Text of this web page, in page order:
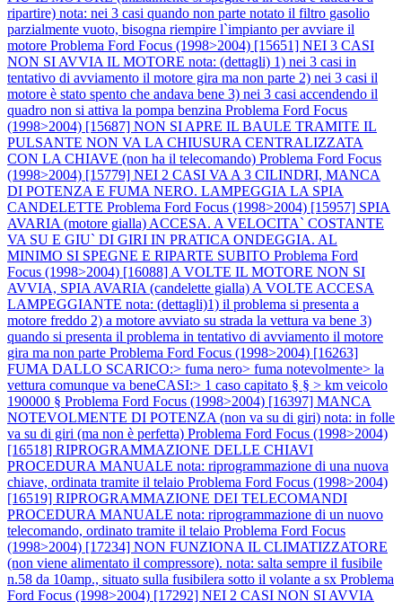
ripartire) nota: nei 3 casi quando non parte notato il filtro gasolio
parzialmente vuoto, bisogna riempire l`impianto per avviare il
motore Problema Ford Focus (1998>2004) [15651] NEI 3 CASI
NON SI AVVIA IL MOTORE nota: (dettagli) 1) nei 3 casi in
tentativo di avviamento il motore gira ma non parte 2) nei 3 casi il
motore è stato spento che andava bene 3) nei 3 casi accendendo il
quadro non si attiva la pompa benzina Problema Ford Focus
(1998>2004) [15687] NON SI APRE IL BAULE TRAMITE IL
PULSANTE NON VA LA CHIUSURA CENTRALIZZATA
CON LA CHIAVE (non ha il telecomando) Problema Ford Focus
(1998>2004) [15779] NEI 2 CASI VA A 3 CILINDRI, MANCA
DI POTENZA E FUMA NERO. LAMPEGGIA LA SPIA
CANDELETTE Problema Ford Focus (1998>2004) [15957] SPIA
AVARIA (motore gialla) ACCESA. A VELOCITA` COSTANTE
VA SU E GIU` DI GIRI IN PRATICA ONDEGGIA. AL
MINIMO SI SPEGNE E RIPARTE SUBITO Problema Ford
Focus (1998>2004) [16088] A VOLTE IL MOTORE NON SI
AVVIA, SPIA AVARIA (candelette gialla) A VOLTE ACCESA
LAMPEGGIANTE nota: (dettagli)1) il problema si presenta a
motore freddo 2) a motore avviato su strada la vettura va bene 3)
quando si presenta il problema in tentativo di avviamento il motore
gira ma non parte Problema Ford Focus (1998>2004) [16263]
FUMA DALLO SCARICO:> fuma nero> fuma notevolmente> la
vettura comunque va beneCASI:> 1 caso capitato § § > km veicolo
190000 § Problema Ford Focus (1998>2004) [16397] MANCA
NOTEVOLMENTE DI POTENZA (non va su di giri) nota: in folle
va su di giri (ma non è perfetta) Problema Ford Focus (1998>2004)
[16518] RIPROGRAMMAZIONE DELLE CHIAVI
PROCEDURA MANUALE nota: riprogrammazione di una nuova
chiave, ordinata tramite il telaio Problema Ford Focus (1998>2004)
[16519] RIPROGRAMMAZIONE DEI TELECOMANDI
PROCEDURA MANUALE nota: riprogrammazione di un nuovo
telecomando, ordinato tramite il telaio Problema Ford Focus
(1998>2004) [17234] NON FUNZIONA IL CLIMATIZZATORE
(non viene alimentato il compressore). nota: salta sempre il fusibile
n.58 da 10amp., situato sulla fusibilera sotto il volante a sx Problema
Ford Focus (1998>2004) [17292] NEI 2 CASI NON SI AVVIA